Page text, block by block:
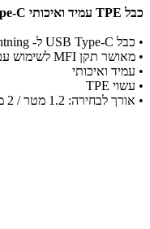
כבל TPE עמיד ואיכותי USB Type-C ל- Lightning מבית Miracase
• כבל USB Type-C ל- Lightning
• מאושר תקן MFI לשימוש עם מכשירי אפל
• עמיד ואיכותי
• עשוי TPE
• אורך לבחירה: 1.2 מטר / 2 מטר